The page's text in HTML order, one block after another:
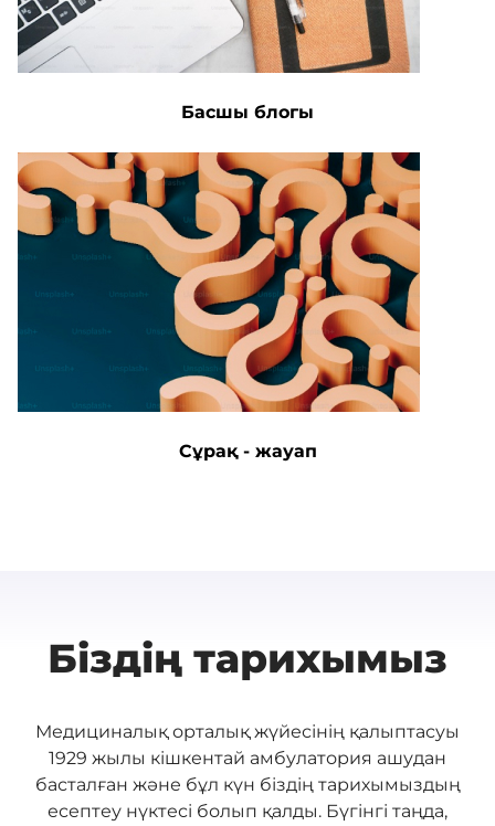
Басшы блогы
Сұрақ - жауап
Біздің тарихымыз
Медициналық орталық жүйесінің қалыптасуы
1929 жылы кішкентай амбулатория ашудан
басталған және бұл күн біздің тарихымыздың
есептеу нүктесі болып қалды. Бүгінгі таңда,